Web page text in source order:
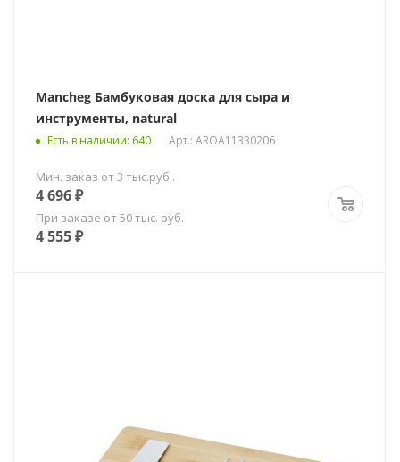
Mancheg Бамбуковая доска для сыра и
инструменты, natural
Есть в наличии: 640 Арт.: AROA11330206
Мин. заказ от 3 тыс.руб..
4 696₽
При заказе от 50 тыс. руб.
4 555₽